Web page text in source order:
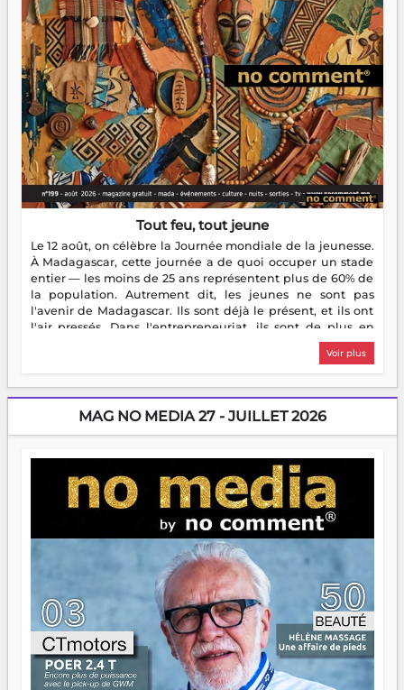
Tout feu, tout jeune
Le 12 août, on célèbre la Journée mondiale de la jeunesse.
À Madagascar, cette journée a de quoi occuper un stade
entier — les moins de 25 ans représentent plus de 60% de
la population. Autrement dit, les jeunes ne sont pas
l'avenir de Madagascar. Ils sont déjà le présent, et ils ont
l'air pressés. Dans l'entrepreneuriat, ils sont de plus en
plus nombreux à se lancer, à créer, à risquer — souvent
sans filet, souvent sans aide, mais toujours avec cette
dorment vraiment la nuit. En culture, les nouvelles sont
encore meilleures. Aina Rasamoelina vient de décrocher le
Prix RFI Instrumental Afrique. Miangaly Elia rafle le Prix
jeunes qui tiennent la torche. Alors oui, on pourrait
s'arrêter là, applaudir et rentrer chez soi satisfait. Mais ce
serait passer à côté d'une chose essentielle. La fougue, ça
brûle fort — et parfois, ça brûle vite. Une flamme sans
direction peut éclairer autant qu'elle peut consumer. C'est
là que les aînés entrent en scène — pas pour reprendre le
gouvernail, mais pour montrer où sont les récifs. Les jeunes
ont la force, les vieux ont l'expérience, comme on dit. Ce
n'est pas un combat de générations — c'est une question
d'équipage. Partagez vos réussites, mais aussi vos échecs.
Surtout vos échecs, d'ailleurs — ils enseignent mieux que
n'importe quel manuel. À Madagascar, la barque avance.
Il faut juste s'assurer que tout le monde rame dans le
même sens.
Voir plus
MAG NO MEDIA 27 - JUILLET 2026